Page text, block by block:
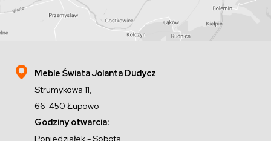
Meble Świata Jolanta Dudycz
Strumykowa 11,
66-450 Łupowo
Godziny otwarcia:
Poniedziałek - Sobota